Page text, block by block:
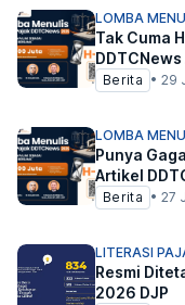
LOMBA
Tak Cuma
Berita • 29
LOMBA
Punya
Artikel
Berita • 27
LITERASI
Resmi
2026 DJP